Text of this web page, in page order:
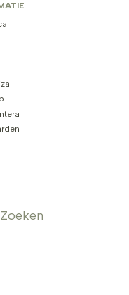
Zoeken